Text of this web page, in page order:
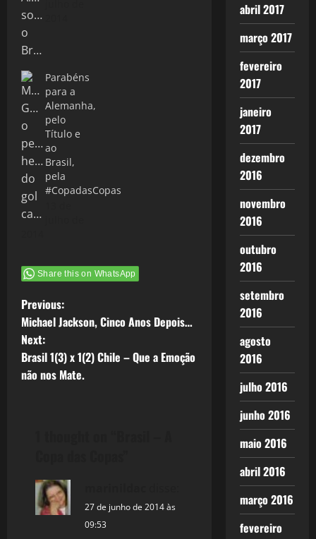
Parabéns
para a
Alemanha,
pelo
Título e
ao
Brasil,
pela
#CopadasCopas
Share this on WhatsApp
P
o
s
Previous:
Michael Jackson, Cinco Anos Depois…
Next:
Brasil 1(3) x 1(2) Chile – Que a Emoção
não nos Mate.
27 de junho de 2014 às
09:53
abril 2017
março 2017
fevereiro
2017
janeiro
2017
dezembro
2016
novembro
2016
outubro
2016
setembro
2016
agosto
2016
julho 2016
junho 2016
maio 2016
abril 2016
março 2016
fevereiro